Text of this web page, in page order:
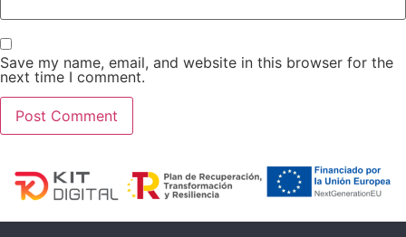
Save my name, email, and website in this browser for the
next time I comment.